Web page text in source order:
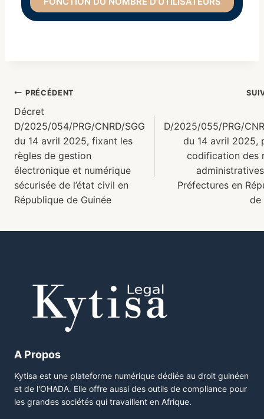
PRÉCÉDENT
Décret
D/2025/054/PRG/CNRD/SGG
du 14 avril 2025, fixant les
règles de gestion
électronique et numérique
sécurisée de l’état civil en
République de Guinée
D/2025/055/PRG/
du 14 avril 2025,
codification des
Préfectures en
de
A Propos
Kytisa est une plateforme numérique dédiée au droit guinéen
et de l'OHADA. Elle offre aussi des outils de compliance pour
les grandes sociétés qui travaillent en Afrique.